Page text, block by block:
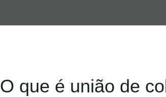
O que é união de